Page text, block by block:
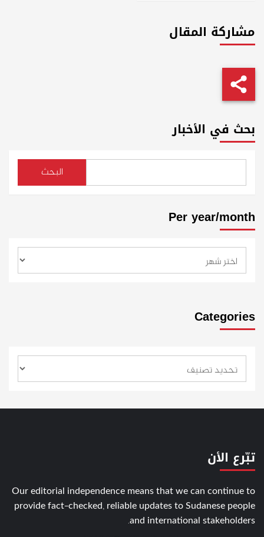
مشاركة المقال
بحث في الأخبار
البحث
Per year/month
Categories
تبّرع الأن
Our editorial independence means that we can continue to
provide fact-checked, reliable updates to Sudanese people
and international stakeholders.